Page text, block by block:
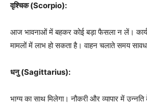
वृश्चिक (Scorpio):
आज भावनाओं में बहकर कोई बड़ा फैसला न लें।
मामलों में लाभ हो सकता है। वाहन चलाते समय
धनु (Sagittarius):
भाग्य का साथ मिलेगा। नौकरी और व्यापार में